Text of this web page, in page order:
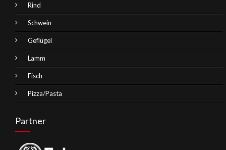
Rind
Schwein
Geflügel
Lamm
Fisch
Pizza/Pasta
Partner